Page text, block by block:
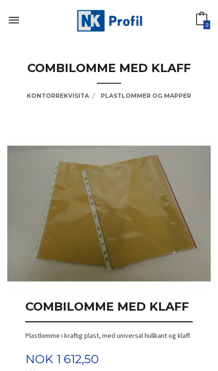
innholdet
0
COMBILOMME MED KLAFF
KONTORREKVISITA PLASTLOMMER OG MAPPER
COMBILOMME MED KLAFF
Plastlomme i kraftig plast, med universal hullkant og klaff.
Pris
NOK 1 612,50